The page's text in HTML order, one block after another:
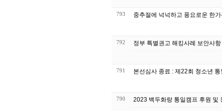
793 중추절에 넉넉하고 풍요로운 한
792 정부 특별권고 해킹사례 보안사
791 본선심사 종료 : 제22회 청소년
790 2023 백두화랑 통일캠프 후원 및